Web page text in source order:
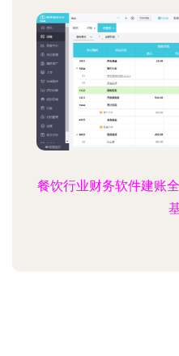
餐饮行业财务软件建账